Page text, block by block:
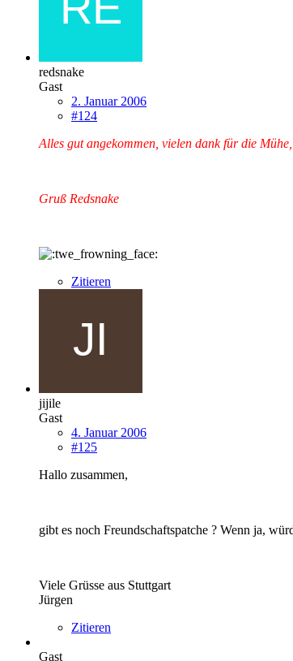
redsnake
Gast
2. Januar 2006
#124
Alles gut angekommen, vielen dank für die
Gruß Redsnake
Zitieren
jijile
Gast
4. Januar 2006
#125
Hallo zusammen,
gibt es noch Freundschaftspatche ? Wenn ja,
Viele Grüsse aus Stuttgart
Jürgen
Zitieren
Gast